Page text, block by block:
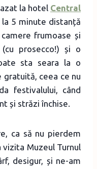
la hotel Central
5 minute distanță
frumoase și
prosecco!) și o
sta seara la o
gratuită, ceea ce nu
festivalului, când
și străzi închise.
ca să nu pierdem
vizita Muzeul Turnul
desigur, și ne-am